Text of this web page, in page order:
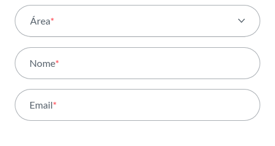
Área*
Atividade
Institucional
Nome*
Email*